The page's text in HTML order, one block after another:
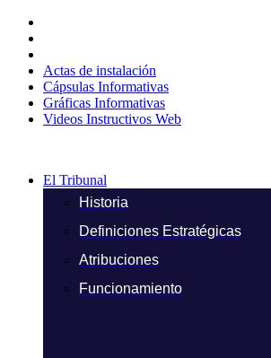
contenido
Actas de instalación
Cápsulas Informativas
Gráficas Informativas
Videos Instructivos Web
El Tribunal
Historia
Definiciones Estratégicas
Atribuciones
Funcionamiento